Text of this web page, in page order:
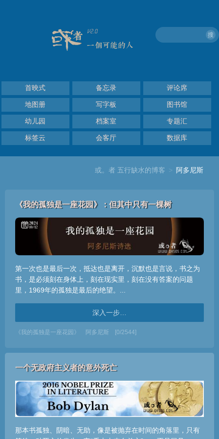
搜
首映式 备忘录 评论席
地图册 写字板 图书馆
幼儿园 档案室 专题汇
标签云 会客厅 数据库
或。者 五行缺水的博客 > 阿多尼斯
《我的孤独是一座花园》：但其中只有一棵树
第一次也是最后一次，抵达也是离开，沉默也是言说，书之为
书，是必须刻在身体上，刻在现实里，刻在没有答案的问题
里，1969年的孤独是最后的绝望。...
深入一步…
《我的孤独是一座花园》 阿多尼斯 [0/2544]
一个无政府主义者的意外死亡
那本书孤独、阴暗、无助，像是被抛弃在时间的角落里，只有